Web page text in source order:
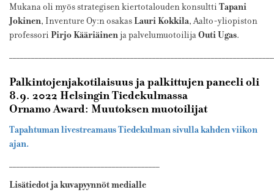
Mukana oli myös strategisen kiertotalouden konsultti Tapani
Jokinen, Inventure Oy:n osakasLauri Kokkila, Aalto-yliopiston
professori Pirjo Kääriäinenja palvelumuotoilijaOuti Ugas.
Palkintojenjakotilaisuus ja palkittujen paneeli oli
8.9. 2022 Helsingin Tiedekulmassa
Ornamo Award: Muutoksen muotoilijat
Tapahtuman livestreamaus Tiedekulman sivulla kahden viikon
ajan.
_________________________________________
Lisätiedot ja kuvapyynnöt medialle